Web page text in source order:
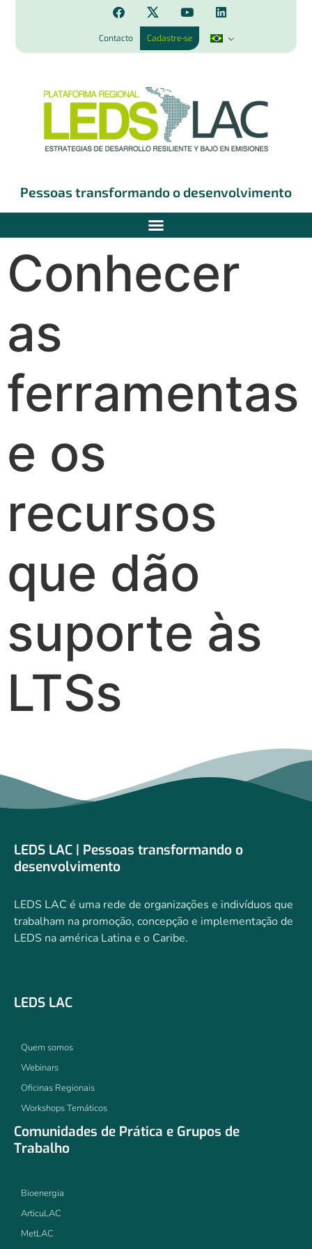
Contacto Cadastre-se
Pessoas transformando o desenvolvimento
Conhecer
as
ferramentas
e os
recursos
que dão
suporte às
LTSs
LEDS LAC | Pessoas transformando o
desenvolvimento
LEDS LAC é uma rede de organizações e indivíduos que
trabalham na promoção, concepção e implementação de
LEDS na américa Latina e o Caribe.
LEDS LAC
Quem somos
Webinars
Oficinas Regionais
Workshops Temáticos
Comunidades de Prática e Grupos de
Trabalho
Bioenergia
ArticuLAC
MetLAC